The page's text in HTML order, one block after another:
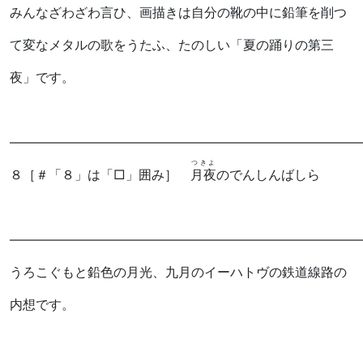
みんなざわざわ言ひ、画描きは自分の靴の中に鉛筆を削つ
て変なメタルの歌をうたふ、たのしい「夏の踊りの第三
夜」です。
８
［＃「８」は「□」囲み］ 月夜
つきよ
のでんしんばしら
うろこぐもと鉛色の月光、九月のイーハトヴの鉄道線路の
内想です。